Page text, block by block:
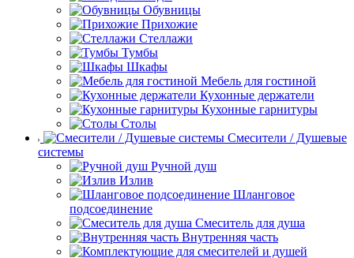
Обувницы
Прихожие
Стеллажи
Тумбы
Шкафы
Мебель для гостиной
Кухонные держатели
Кухонные гарнитуры
Столы
Смесители / Душевые
системы
Ручной душ
Излив
Шланговое
подсоединение
Смеситель для душа
Внутренняя часть